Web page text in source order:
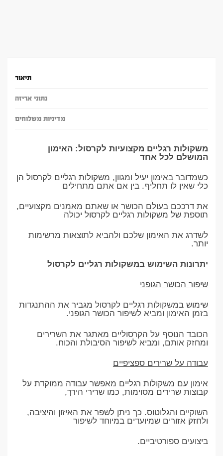
תיאור
נתוני אריזה
מדיניות משלוחים
משקולות רגליים מקצועיות לקרסול: האימון
המושלם לכל אחד
כשמדובר באימון יעיל ומגוון, משקולות רגליים לקרסול הן
כלי שאין לו תחליף. בין אם אתם מתחילים
את דרככם בעולם הכושר או שאתם מאמנים מקצועיים,
תוספת של משקולות רגליים לקרסול יכולה
לשדרג את האימון שלכם ולהביא לתוצאות מרשימות
יותר.
יתרונות השימוש במשקולות רגליים לקרסול
שיפור הכושר הגופני
שימוש במשקולות רגליים לקרסול מגביר את ההתנגדות
בזמן האימון ומביא לשיפור הכושר הגופני.
הכובד הנוסף על הקרסוליים מאתגר את השרירים
ומחזק אותם, ומביא לשיפור הסיבולת והכוח.
עבודה על שרירים ספציפיים
אימון עם משקולות רגליים מאפשר עבודה ממוקדת על
קבוצות שרירים מסוימות, כמו שרירי הירך,
השוקיים והגלוטוס. כך ניתן לשפר את האיזון והיציבה,
ולחזק אזורים שמיועדים במיוחד לשיפור
ביצועים ספורטיביים.